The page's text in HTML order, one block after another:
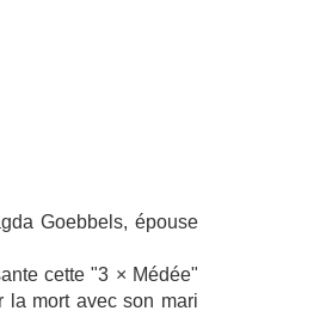
Goebbels, épouse
cette "3 × Médée"
la mort avec son mari